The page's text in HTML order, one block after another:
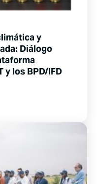
y
Diálogo
y los BPD/IFD